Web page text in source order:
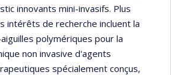
innovants mini-invasifs. Plus
intérêts de recherche incluent la
polymériques pour la
non invasive d'agents
spécialement conçus,